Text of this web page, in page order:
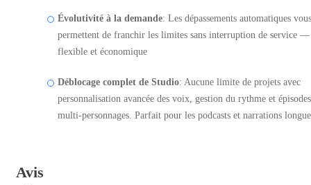
Évolutivité à la demande: Les dépassements automatiques vous
permettent de franchir les limites sans interruption de service —
flexible et économique
Déblocage complet de Studio: Aucune limite de projets avec
personnalisation avancée des voix, gestion du rythme et épisodes
multi-personnages. Parfait pour les podcasts et narrations
Avis